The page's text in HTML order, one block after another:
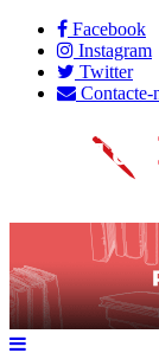
Facebook
Instagram
Twitter
Contacte-